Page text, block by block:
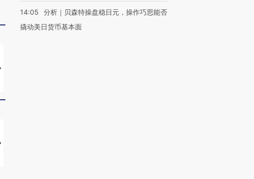
视线｜HYROX的吸金
【推广】走进第四届链博
14:05
分析｜贝森特操盘稳日元，操作巧思能否
撬动美日货币基本面